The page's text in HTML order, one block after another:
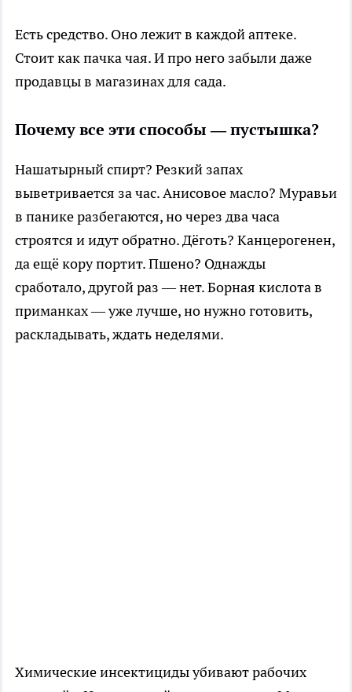
Есть средство. Оно лежит в каждой аптеке.
Стоит как пачка чая. И про него забыли даже
продавцы в магазинах для сада.
Почему все эти способы — пустышка?
Нашатырный спирт? Резкий запах
выветривается за час. Анисовое масло? Муравьи
в панике разбегаются, но через два часа
строятся и идут обратно. Дёготь? Канцерогенен,
да ещё кору портит. Пшено? Однажды
сработало, другой раз — нет. Борная кислота в
приманках — уже лучше, но нужно готовить,
раскладывать, ждать неделями.
Химические инсектициды убивают рабочих